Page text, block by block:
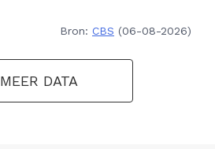
Bron: CBS (06-08-2026)
MEER DATA